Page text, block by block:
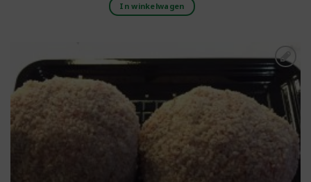
In winkelwagen
Toevoegen aan
boodschappenlijst